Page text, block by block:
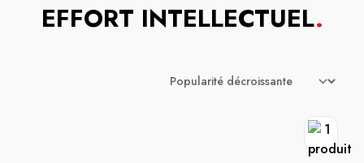
EFFORT INTELLECTUEL.